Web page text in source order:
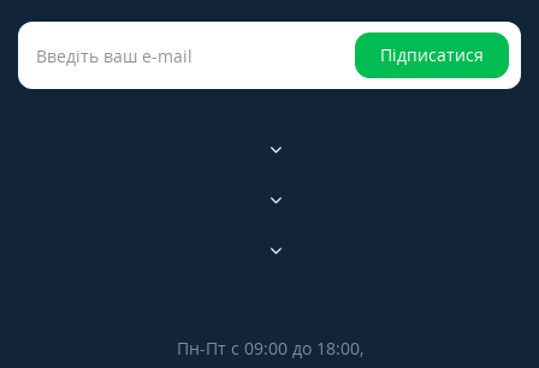
Підписатися
Пн-Пт с 09:00 до 18:00,